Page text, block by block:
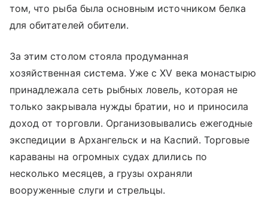
том, что рыба была основным источником белка
для обитателей обители.
За этим столом стояла продуманная
хозяйственная система. Уже с XV века монастырю
принадлежала сеть рыбных ловель, которая не
только закрывала нужды братии, но и приносила
доход от торговли. Организовывались ежегодные
экспедиции в Архангельск и на Каспий. Торговые
караваны на огромных судах длились по
несколько месяцев, а грузы охраняли
вооруженные слуги и стрельцы.